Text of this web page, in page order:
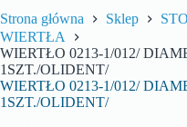
Strona główna Sklep
WIERTŁA
WIERTŁO 0213-1/012/
1SZT./OLIDENT/
WIERTŁO 0213-1/012/
1SZT./OLIDENT/